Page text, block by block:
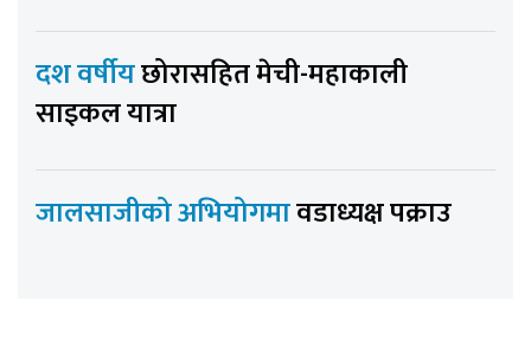
दश वर्षीयछोरासहित मेची-महाकाली
साइकल यात्रा
जालसाजीको अभियोगमावडाध्यक्ष पक्राउ